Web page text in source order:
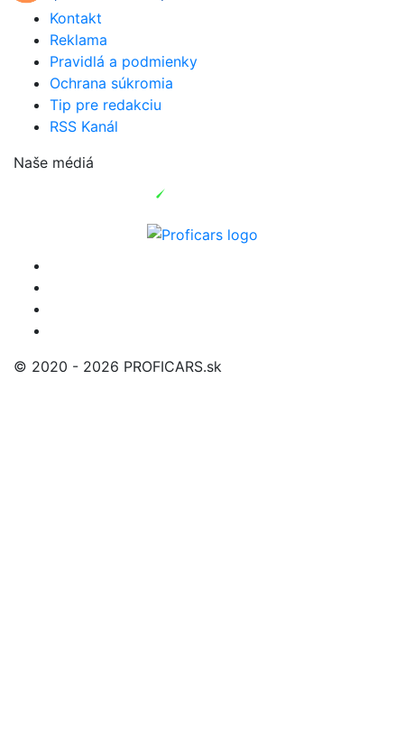
Kontakt
Reklama
Pravidlá a podmienky
Ochrana súkromia
Tip pre redakciu
RSS Kanál
Naše médiá
© 2020 - 2026 PROFICARS.sk